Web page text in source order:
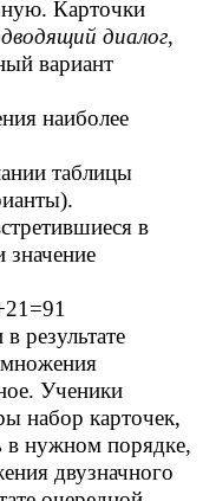
Карточки
диалог,
вариант
наиболее
таблицы
в
значение
результате
Ученики
набор карточек,
в нужном порядке,
двузначного